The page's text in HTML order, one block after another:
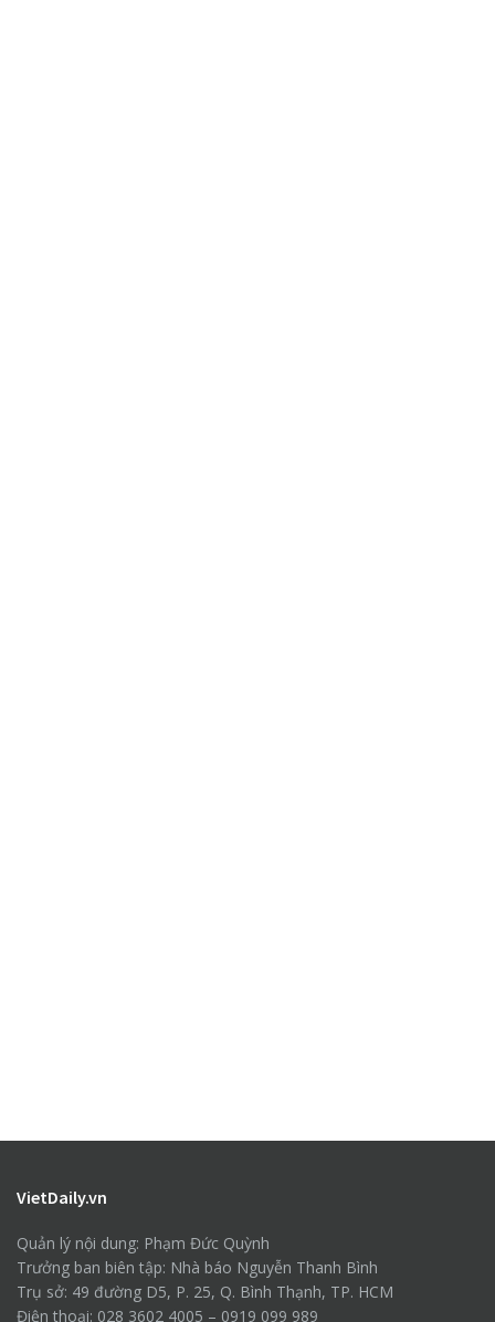
VietDaily.vn
Quản lý nội dung: Phạm Đức Quỳnh
Trưởng ban biên tập: Nhà báo Nguyễn Thanh Bình
Trụ sở: 49 đường D5, P. 25, Q. Bình Thạnh, TP. HCM
Điện thoại: 028 3602 4005 – 0919 099 989